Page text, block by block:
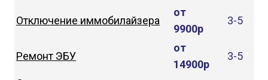
Отключение иммобилайзера
от
9900р
3-5
Ремонт ЭБУ
от
14900р
3-5